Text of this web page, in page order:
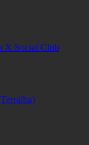
X Social Club